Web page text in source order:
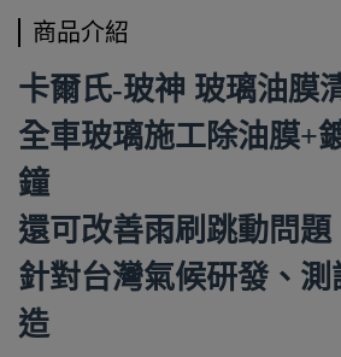
商品介紹
卡爾氏-玻神 玻璃油膜
全車玻璃施工除油膜+
鐘
還可改善雨刷跳動問題
針對台灣氣候研發、
造